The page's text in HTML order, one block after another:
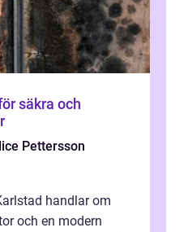
Pettersson
handlar om
och en modern